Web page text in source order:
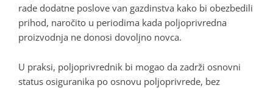
rade dodatne poslove van gazdinstva kako bi obezbedili
prihod, naročito u periodima kada poljoprivredna
proizvodnja ne donosi dovoljno novca.
U praksi, poljoprivrednik bi mogao da zadrži osnovni
status osiguranika po osnovu poljoprivrede, bez